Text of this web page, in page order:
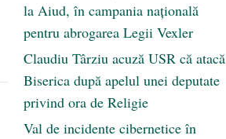
la Aiud, în campania națională
pentru abrogarea Legii Vexler
Claudiu Târziu acuză USR că atacă
Biserica după apelul unei deputate
privind ora de Religie
Val de incidente cibernetice în